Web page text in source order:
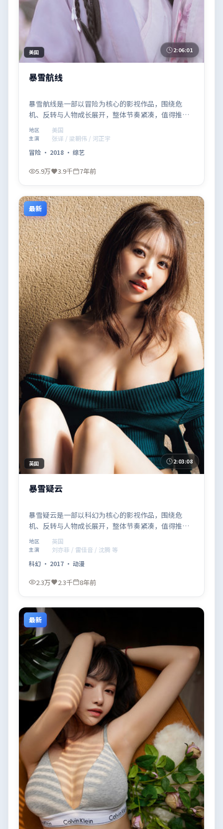
美国 2:06:01
暴雪航线
暴雪航线是一部以冒险为核心的影视作品，围绕危
机、反转与人物成长展开，整体节奏紧凑，值得推荐
观看。
地区 美国
主演
张译 / 梁朝伟 / 河正宇
冒险 · 2018 · 综艺
5.9万 3.9千 7年前
最新
英国 2:03:08
暴雪疑云
暴雪疑云是一部以科幻为核心的影视作品，围绕危
机、反转与人物成长展开，整体节奏紧凑，值得推荐
观看。
地区 英国
主演
刘亦菲 / 雷佳音 / 沈腾 等
科幻 · 2017 · 动漫
2.3万 2.3千 8年前
最新